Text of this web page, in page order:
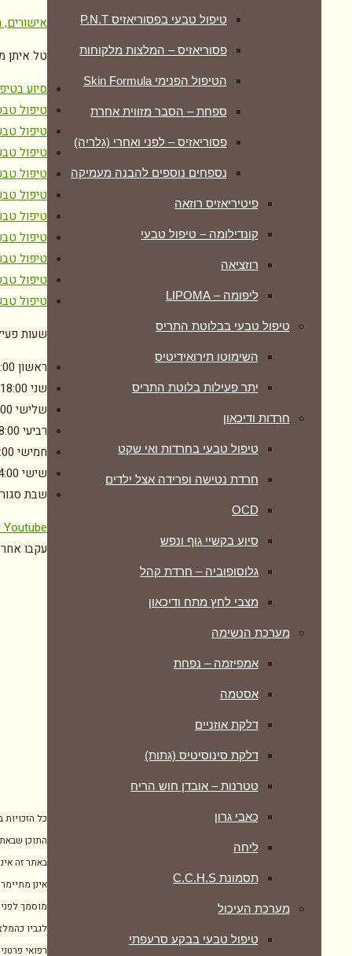
טיפול טבעי בפסוריאזיס P.N.T
פסוריאזיס – המלצות מלקוחות
הטיפול הפנימי Skin Formula
ספחת – הסבר מזווית אחרת
פסוריאזיס – לפני ואחרי (גלריה)
נספחים נוספים להבנה מעמיקה
פיטיריאזיס רוזאה
קונדילומה – טיפול טבעי
רוזציאה
ליפומה – LIPOMA
טיפול טבעי בבלוטת התריס
השימוטו תירואידיטיס
יתר פעילות בלוטת התריס
חרדות ודיכאון
טיפול טבעי בחרדות ואי שקט
חרדת נטישה ופרידה אצל ילדים
OCD
סיוע בקשיי גוף ונפש
גלוסופוביה – חרדת קהל
מצבי לחץ מתח ודיכאון
מערכת הנשימה
אמפיזמה – נפחת
אסטמה
דלקת אוזניים
דלקת סינוסיטיס (גתות)
טטרנות – אובדן חוש הריח
כאבי גרון
ליחה
תסמונת C.C.H.S
מערכת העיכול
טיפול טבעי בבקע סרעפתי
אישורים,
טל איתן
סיוע
טיפול
טיפול
טיפול
טיפול
טיפול
טיפול
טיפול
טיפול
טיפול
טיפול
שעות
ראשון
שני
שלישי
רביעי
חמישי
שישי
שבת סגור
Youtube
עקבו
כל
התוכן
באתר זה
אינן
מוסמך
לגביו
רפואי